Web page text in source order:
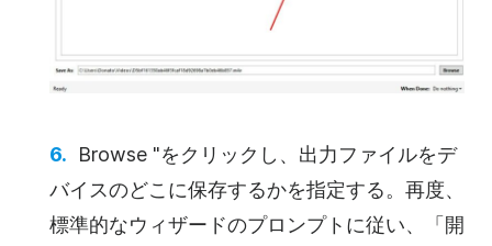
Browse "をクリックし、出力ファイルをデ
バイスのどこに保存するかを指定する。再度、
標準的なウィザードのプロンプトに従い、「開